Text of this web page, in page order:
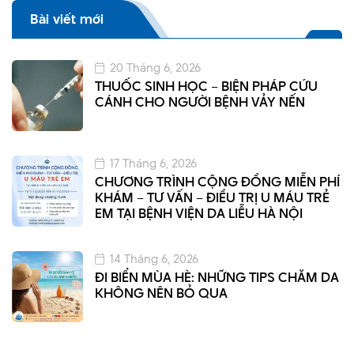
Bài viết mới
THUỐC SINH HỌC – BIỆN PHÁP CỨU
CÁNH CHO NGƯỜI BỆNH VẢY NẾN
20 Tháng 6, 2026
CHƯƠNG TRÌNH CỘNG ĐỒNG MIỄN PHÍ
KHÁM – TƯ VẤN – ĐIỀU TRỊ U MÁU TRẺ
EM TẠI BỆNH VIỆN DA LIỄU HÀ NỘI
17 Tháng 6, 2026
ĐI BIỂN MÙA HÈ: NHỮNG TIPS CHĂM DA
KHÔNG NÊN BỎ QUA
14 Tháng 6, 2026